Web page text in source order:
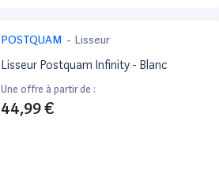
POSTQUAM - Lisseur
Lisseur Postquam Infinity - Blanc
Une offre à partir de :
44,99 €